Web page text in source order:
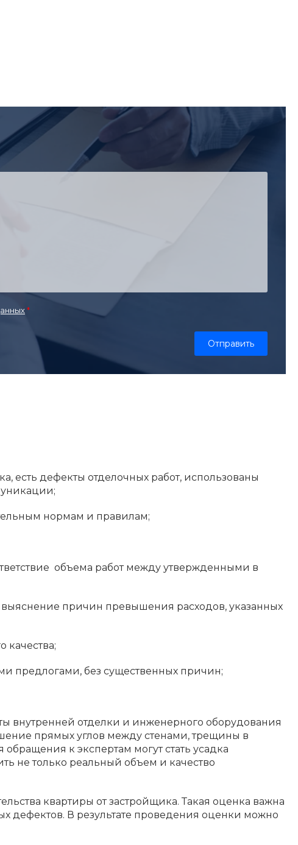
есть дефекты отделочных работ, использованы
нормам и правилам;
объема работ между утвержденными в
причин превышения расходов, указанных
качества;
предлогами, без существенных причин;
внутренней отделки и инженерного оборудования
прямых углов между стенами, трещины в
к экспертам могут стать усадка
не только реальный объем и качество
квартиры от застройщика. Такая оценка важна
дефектов. В результате проведения оценки можно